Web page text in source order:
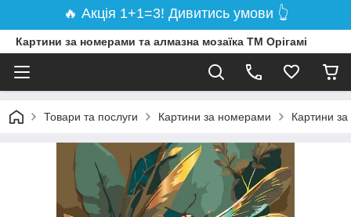
🔥 Акція 1+1=3! Дивитись умови 👆
Картини за номерами та алмазна мозаїка ТМ Орігамі
Товари та послуги Картини за номерами Картини